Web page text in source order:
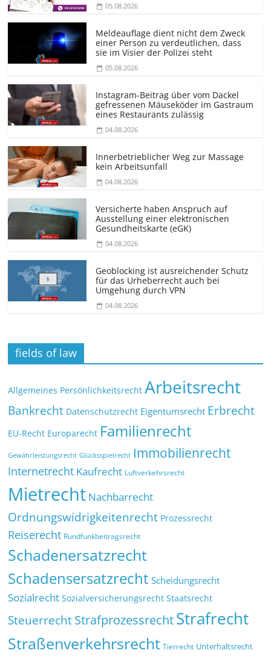
05.08.2026
Meldeauflage dient nicht dem Zweck
einer Person zu verdeutlichen, dass
sie im Visier der Polizei steht
05.08.2026
Instagram-Beitrag über vom Dackel
gefressenen Mäuseköder im Gastraum
eines Restaurants zulässig
04.08.2026
Innerbetrieblicher Weg zur Massage
kein Arbeitsunfall
04.08.2026
Versicherte haben Anspruch auf
Ausstellung einer elektronischen
Gesundheitskarte (eGK)
04.08.2026
Geoblocking ist ausreichender Schutz
für das Urheberrecht auch bei
Umgehung durch VPN
04.08.2026
fields of law
Allgemeines Persönlichkeitsrecht Arbeitsrecht
Bankrecht Datenschutzrecht Eigentumsrecht Erbrecht
EU-Recht Europarecht Familienrecht
Gewährleistungsrecht Glücksspielrecht Immobilienrecht
Internetrecht Kaufrecht Luftverkehrsrecht
Mietrecht Nachbarrecht
Ordnungswidrigkeitenrecht Prozessrecht
Reiserecht Rundfunkbeitragsrecht
Schadenersatzrecht
Schadensersatzrecht Scheidungsrecht
Sozialrecht Sozialversicherungsrecht Staatsrecht
SteuerrechtStrafprozessrechtStrafrecht
Straßenverkehrsrecht Tierrecht Unterhaltsrecht